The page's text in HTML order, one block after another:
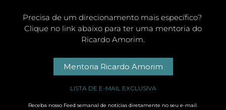
Precisa de um direcionamento mais específico?
Clique no link abaixo para ter uma mentoria do
Ricardo Amorim.
Mentoria Ricardo Amorim
LISTA DE E-MAIL EXCLUSIVA
Receba nosso Feed semanal de notícias diretamente no seu e-mail.